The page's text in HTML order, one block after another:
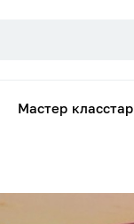
Мастер класстар